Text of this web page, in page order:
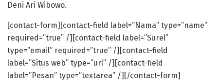
Deni Ari Wibowo.
[contact-form][contact-field label=”Nama” type=”name”
required=”true” /][contact-field label=”Surel”
type=”email” required=”true” /][contact-field
label=”Situs web” type=”url” /][contact-field
label=”Pesan” type=”textarea” /][/contact-form]